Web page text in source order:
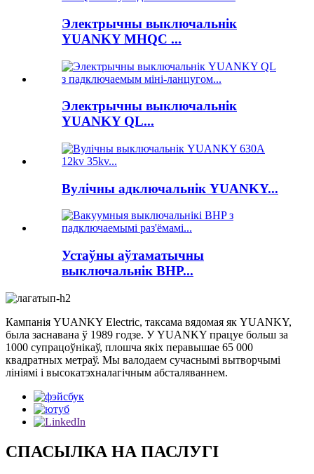
Электрычны выключальнік
YUANKY MHQC ...
Электрычны выключальнік
YUANKY QL...
Вулічны адключальнік YUANKY...
Устаўны аўтаматычны
выключальнік BHP...
Кампанія YUANKY Electric, таксама вядомая як YUANKY,
была заснавана ў 1989 годзе. У YUANKY працуе больш за
1000 супрацоўнікаў, плошча якіх перавышае 65 000
квадратных метраў. Мы валодаем сучаснымі вытворчымі
лініямі і высокатэхналагічным абсталяваннем.
СПАСЫЛКА НА ПАСЛУГІ